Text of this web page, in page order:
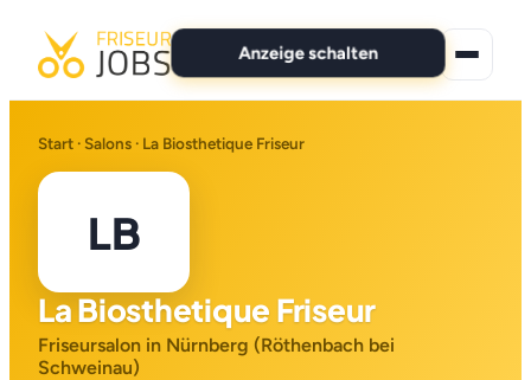
Anzeige schalten
Alle Jobs
Für Bewerber
Marken
News
Start · Salons · La Biosthetique Friseur
LB
La Biosthetique Friseur
Friseursalon in Nürnberg (Röthenbach bei
Schweinau)